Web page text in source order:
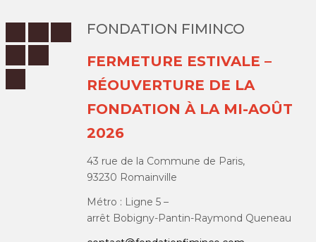
FONDATION FIMINCO
FERMETURE ESTIVALE –
RÉOUVERTURE DE LA
FONDATION À LA MI-AOÛT
2026
43 rue de la Commune de Paris,
93230 Romainville
Métro : Ligne 5 –
arrêt Bobigny-Pantin-Raymond Queneau